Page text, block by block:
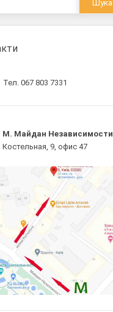
Тел. 067 803 7331
M. Майдан Независимости
Костельная, 9, офис 47